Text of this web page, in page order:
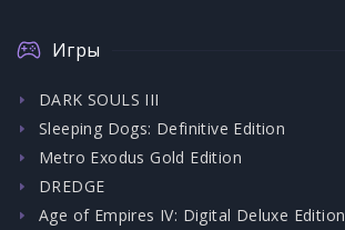
Игры
DARK SOULS III
Sleeping Dogs: Definitive Edition
Metro Exodus Gold Edition
DREDGE
Age of Empires IV: Digital Deluxe Edition